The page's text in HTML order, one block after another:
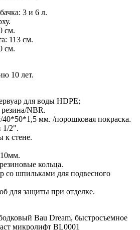
3 и 6 л.
см.
113 см.
см.
10 лет.
для воды HDPE;
NBR.
40*50*1,5 мм. /порошковая покраска.
1/2".
к стене.
кольца.
шпильками для подвесного
для защиты при отделке.
Bau Dream, быстросъемное
микролифт BL0001